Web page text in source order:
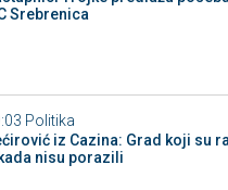
Srebrenica
Politika
iz Cazina: Grad koji su
nisu porazili